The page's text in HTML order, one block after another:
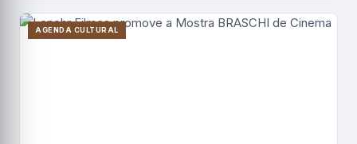
AGENDA CULTURAL